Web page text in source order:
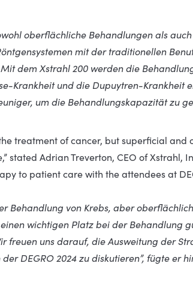
oberflächliche Behandlungen als
mit der traditionellen
dem Xstrahl 200 werden die
Krankheit und die Dupuytren-Krankheit
um die Behandlungskapazität zu
treatment of cancer, but superficial
stated Adrian Treverton, CEO of Xstrahl,
to patient care with the attendees at
Behandlung von Krebs, aber
wichtigen Platz bei der Behandlung
freuen uns darauf, die Ausweitung der
DEGRO 2024 zu diskutieren”, fügte er